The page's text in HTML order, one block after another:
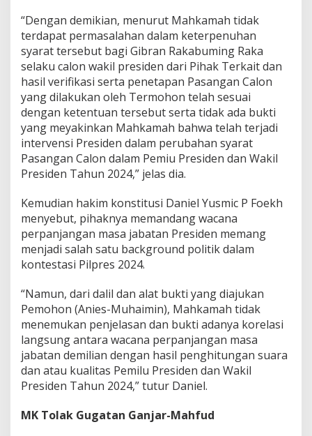
“Dengan demikian, menurut Mahkamah tidak
terdapat permasalahan dalam keterpenuhan
syarat tersebut bagi Gibran Rakabuming Raka
selaku calon wakil presiden dari Pihak Terkait dan
hasil verifikasi serta penetapan Pasangan Calon
yang dilakukan oleh Termohon telah sesuai
dengan ketentuan tersebut serta tidak ada bukti
yang meyakinkan Mahkamah bahwa telah terjadi
intervensi Presiden dalam perubahan syarat
Pasangan Calon dalam Pemiu Presiden dan Wakil
Presiden Tahun 2024,” jelas dia.
Kemudian hakim konstitusi Daniel Yusmic P Foekh
menyebut, pihaknya memandang wacana
perpanjangan masa jabatan Presiden memang
menjadi salah satu background politik dalam
kontestasi Pilpres 2024.
“Namun, dari dalil dan alat bukti yang diajukan
Pemohon (Anies-Muhaimin), Mahkamah tidak
menemukan penjelasan dan bukti adanya korelasi
langsung antara wacana perpanjangan masa
jabatan demilian dengan hasil penghitungan suara
dan atau kualitas Pemilu Presiden dan Wakil
Presiden Tahun 2024,” tutur Daniel.
MK Tolak Gugatan Ganjar-Mahfud